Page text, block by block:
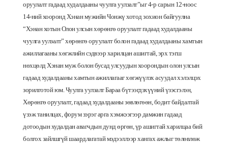
оруулалт гадаад худалдааны чуулгауулзалт”ыг4-р сарын12-ноос
14-ний хооронд Хэнан мужийнЧонжүхотод зохион байгуулна
“Хэнан хотын Олонулсынхөрөнгө оруулалт гадаад худалдааны
чуулга уулзалт” хөрөнгө оруулалт болон гадаад худалдааны хамтын
ажиллагааныхөгжлийн сэдвээр харилцанашигтай,эрх тэгш
нөхцөлд Хэнанмужболонбусад улсуудын хоорондын олонулсын
гадаад худалдааныхамтын ажиллагаагхөгжүүлэхасуудалхэлэлцэх
зорилготой юм.ЧуулгауулзалтБараабүтээгдэхүүний үзэсгэлэн,
Хөрөнгө оруулалт,гадаад худалдаанызөвлөгөөн,бодит байдалтай
үзэж танилцах,форум зэрэг аргахэмжээгээр дамжингадаад
дотоодын худалданавагчдын дунд өргөн,үр ашигтайхарилцаа бий
болгох зайлшгүйшаардлагатай мэдээллээр хангах ажлыг төлөвлөж